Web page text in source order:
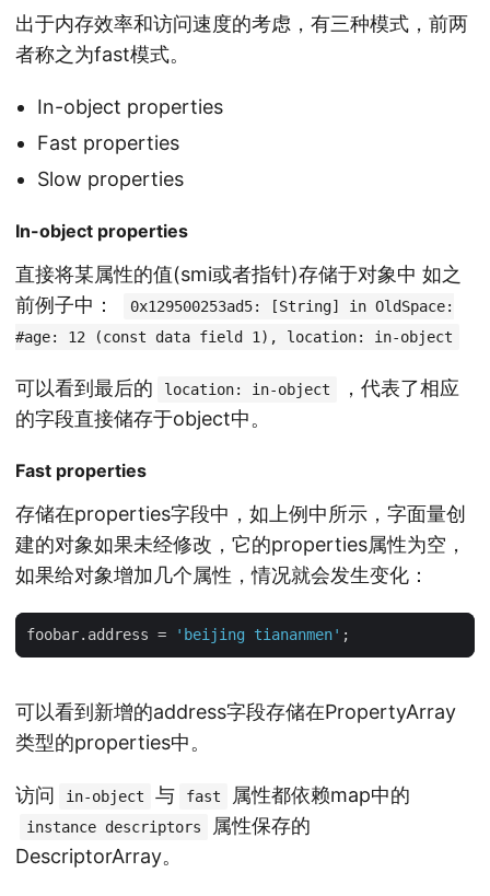
出于内存效率和访问速度的考虑，有三种模式，前两
者称之为fast模式。
In-object properties
Fast properties
Slow properties
In-object properties
直接将某属性的值(smi或者指针)存储于对象中 如之
前例子中：
0x129500253ad5: [String] in OldSpace:
#age: 12 (const data field 1), location: in-object
可以看到最后的 location: in-object
，代表了相应
的字段直接储存于object中。
Fast properties
存储在properties字段中，如上例中所示，字面量创
建的对象如果未经修改，它的properties属性为空，
如果给对象增加几个属性，情况就会发生变化：
foobar. address = 'beijing tiananmen' ;
可以看到新增的address字段存储在PropertyArray
类型的properties中。
访问 in-object 与 fast 属性都依赖map中的
instance descriptors
属性保存的
DescriptorArray。